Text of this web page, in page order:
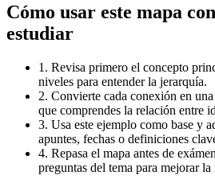
Cómo usar este mapa
estudiar
1. Revisa primero el concepto
niveles para entender la jerarquía.
2. Convierte cada conexión en
que comprendes la relación entre
3. Usa este ejemplo como base y
apuntes, fechas o definiciones
4. Repasa el mapa antes de
preguntas del tema para mejorar